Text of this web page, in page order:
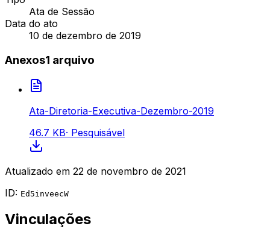
Ata de Sessão
Data do ato
10 de dezembro de 2019
Anexos1 arquivo
Ata-Diretoria-Executiva-Dezembro-2019
46.7 KB· Pesquisável
Atualizado em 22 de novembro de 2021
ID: Ed5inveecW
Vinculações